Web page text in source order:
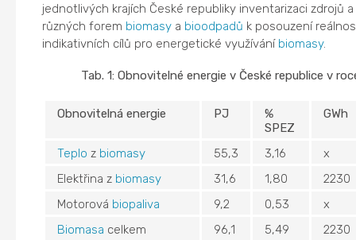
jednotlivých krajích České republiky inventarizaci zdrojů
různých forem biomasy a bioodpadů k posouzení
indikativních cílů pro energetické využívání biomasy.
Tab. 1: Obnovitelné energie v České republice v
Obnovitelná energie PJ
%
SPEZ
GWh
Teplo z biomasy 55,3 3,16
x
Elektřina z biomasy 31,6 1,80
2230
Motorová biopaliva 9,2 0,53
x
Biomasa celkem 96,1 5,49
2230